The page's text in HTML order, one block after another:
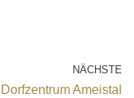
NÄCHSTE
Dorfzentrum Ameistal